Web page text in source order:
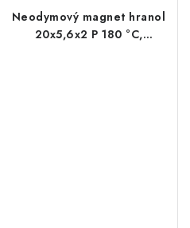
Neodymový magnet hranol
20x5,6x2 P 180 °C,